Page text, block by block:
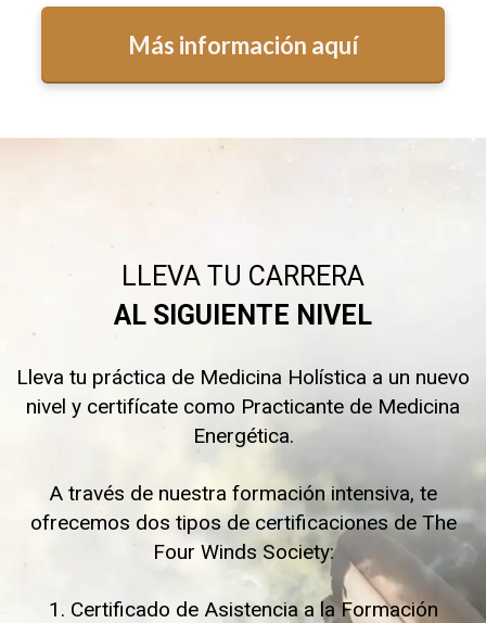
Más información aquí
LLEVA TU CARRERA
AL SIGUIENTE NIVEL
Lleva tu práctica de Medicina Holística a un nuevo
nivel y certifícate como Practicante de Medicina
Energética.
A través de nuestra formación intensiva, te
ofrecemos dos tipos de certificaciones de The
Four Winds Society:
1. Certificado de Asistencia a la Formación